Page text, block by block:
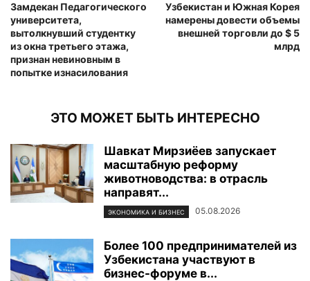
Замдекан Педагогического
университета,
вытолкнувший студентку
из окна третьего этажа,
признан невиновным в
попытке изнасилования
Узбекистан и Южная Корея
намерены довести объемы
внешней торговли до $ 5
млрд
ЭТО МОЖЕТ БЫТЬ ИНТЕРЕСНО
Шавкат Мирзиёев запускает
масштабную реформу
животноводства: в отрасль
направят...
ЭКОНОМИКА И БИЗНЕС 05.08.2026
Более 100 предпринимателей из
Узбекистана участвуют в
бизнес-форуме в...